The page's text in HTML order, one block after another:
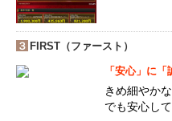
３ FIRST（ファースト）
「安心」に
きめ細やか
でも安心し